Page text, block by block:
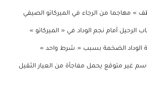
» مهاجما من الرجاء في الميركاتو الصيفي
الرحيل أمام نجم الوداد في « الميركاتو »
الوداد الضخمة بسبب « شرط واحد »
اسم غير متوقع يحمل مفاجأة من العيار الثقيل